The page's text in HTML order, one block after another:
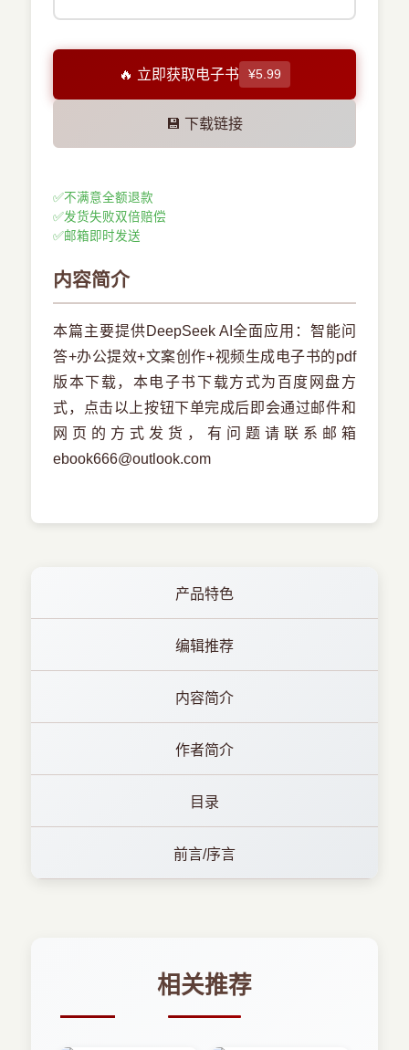
🔥 立即获取电子书 ¥5.99
💾 下载链接
✅不满意全额退款
✅发货失败双倍赔偿
✅邮箱即时发送
内容简介
本篇主要提供DeepSeek AI全面应用：智能问
答+办公提效+文案创作+视频生成电子书的pdf
版本下载，本电子书下载方式为百度网盘方
式，点击以上按钮下单完成后即会通过邮件和
网页的方式发货，有问题请联系邮箱
ebook666@outlook.com
产品特色
编辑推荐
内容简介
作者简介
目录
前言/序言
相关推荐